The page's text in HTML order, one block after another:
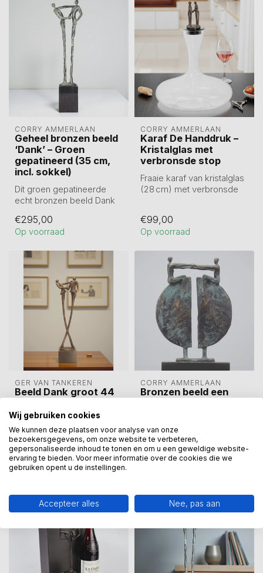
CORRY AMMERLAAN
Geheel bronzen beeld
‘Dank’ – Groen
gepatineerd (35 cm,
incl. sokkel)
Dit groen gepatineerde
echt bronzen beeld Dank
handreiking als...
€295,00
Op voorraad
CORRY AMMERLAAN
Karaf De Handdruk –
Kristalglas met
verbronsde stop
Fraaie karaf van kristalglas
(28 cm) met verbronsde
€99,00
Op voorraad
GER VAN TANKEREN
Beeld Dank groot 44
Als blijk van waardering
voor een grote inzet.
Verbronsd beeld van 44
cm hoog.
€249,00
Op voorraad
CORRY AMMERLAAN
Bronzen beeld een
mens centraal: de mens
die de toekomst maakt,
die er vorm...
€1.495,00
Op voorraad
Wij gebruiken cookies
We kunnen deze plaatsen voor analyse van onze
bezoekersgegevens, om onze website te verbeteren,
gepersonaliseerde inhoud te tonen en om u een geweldige website-
ervaring te bieden. Voor meer informatie over de cookies die we
gebruiken opent u de instellingen.
Accepteer alles Nee, pas aan